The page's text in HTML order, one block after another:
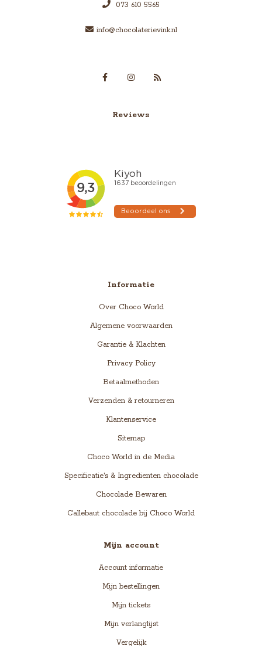
073 610 5565
info@chocolaterievink.nl
Reviews
Informatie
Over Choco World
Algemene voorwaarden
Garantie & Klachten
Privacy Policy
Betaalmethoden
Verzenden & retourneren
Klantenservice
Sitemap
Choco World in de Media
Specificatie's & Ingredienten chocolade
Chocolade Bewaren
Callebaut chocolade bij Choco World
Mijn account
Account informatie
Mijn bestellingen
Mijn tickets
Mijn verlanglijst
Vergelijk